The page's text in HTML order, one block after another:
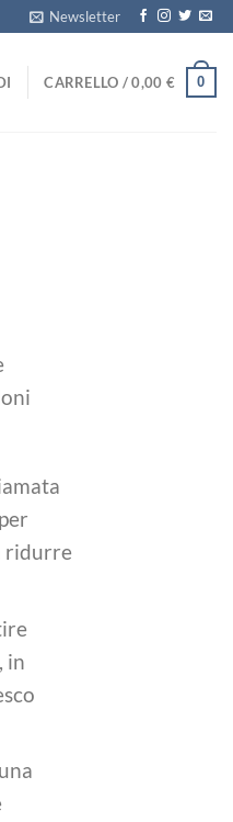
Newsletter
CARRELLO /0,00 € 0
ridurre
in